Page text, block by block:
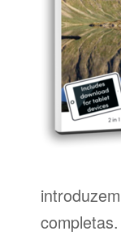
completas.